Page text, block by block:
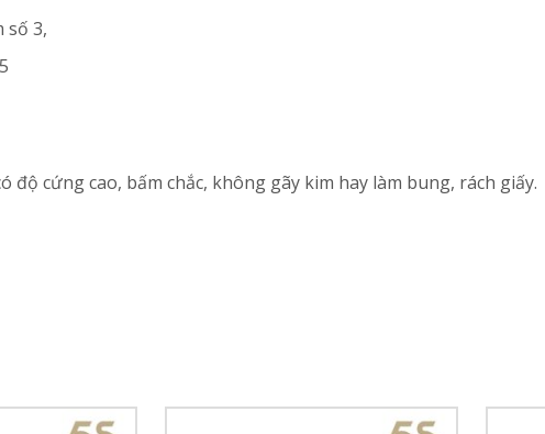
số 3,
cứng cao, bấm chắc, không gãy kim hay làm bung, rách giấy.